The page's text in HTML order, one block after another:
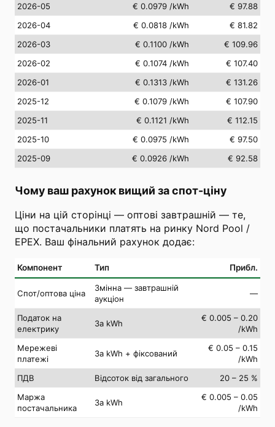
2026-05
€ 0.0979 /kWh
€ 97.88
2026-04
€ 0.0818 /kWh
€ 81.82
2026-03
€ 0.1100 /kWh
€ 109.96
2026-02
€ 0.1074 /kWh
€ 107.40
2026-01
€ 0.1313 /kWh
€ 131.26
2025-12
€ 0.1079 /kWh
€ 107.90
2025-11
€ 0.1121 /kWh
€ 112.15
2025-10
€ 0.0975 /kWh
€ 97.50
2025-09
€ 0.0926 /kWh € 92.58
Чому ваш рахунок вищий за спот-ціну
Ціни на цій сторінці — оптові завтрашній — те,
що постачальники платять на ринку Nord Pool /
EPEX. Ваш фінальний рахунок додає:
Компонент Тип Прибл.
Спот/оптова ціна
Змінна — завтрашній
аукціон
—
Податок на
електрику
За kWh
€ 0.005 – 0.20
/kWh
Мережеві
платежі
За kWh + фіксований
€ 0.05 – 0.15
/kWh
ПДВ
Відсоток від загального
20 – 25 %
Маржа
постачальника
За kWh
€ 0.005 – 0.05
/kWh